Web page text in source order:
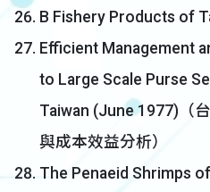
B Fishery Products of
Efficient Management
to Large Scale Purse
Taiwan (June 1977)（
與成本效益分析）
The Penaeid Shrimps